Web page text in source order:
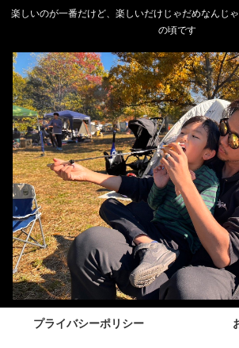
楽しいのが一番だけど、楽しいだけじゃだめなんじ
の頃です
プライバシーポリシー